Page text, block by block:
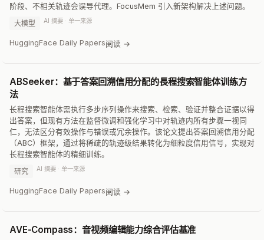
阶段、不相关轨迹会误导代理。FocusMem 引入新架构解决上述问题。
大模型
AI 摘要 · 单一来源
HuggingFace Daily Papers阅读 →
ABSeeker：基于答案回溯信用分配的長程搜索智能体训练方
法
长程搜索智能体需执行多步序列操作来搜索、检索、验证并整合证据以得
出答案，但现有方法在监督微调和强化学习中对轨迹内所有步骤一视同
仁，无法区分有效操作与错误或冗余操作。该论文提出答案回溯信用分配
（ABC）框架，通过将稀疏的轨迹级结果转化为细粒度信用信号，实现对
长程搜索智能体的精细训练。
研究
AI 摘要 · 单一来源
HuggingFace Daily Papers阅读 →
AVE-Compass：音视频编辑能力综合评估基准